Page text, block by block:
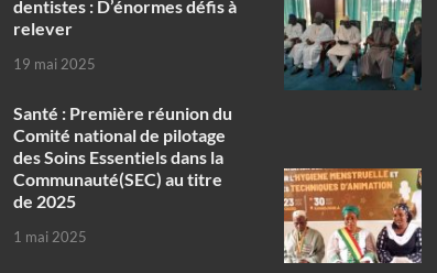
dentistes : D’énormes défis à
relever
19 mai 2025
Santé : Première réunion du
Comité national de pilotage
des Soins Essentiels dans la
Communauté(SEC) au titre
de 2025
1 mai 2025